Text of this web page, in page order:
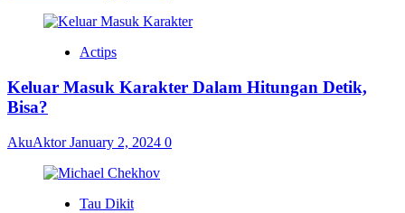
Actips
Keluar Masuk Karakter Dalam Hitungan Detik,
Bisa?
AkuAktorJanuary 2, 2024 0
Tau Dikit